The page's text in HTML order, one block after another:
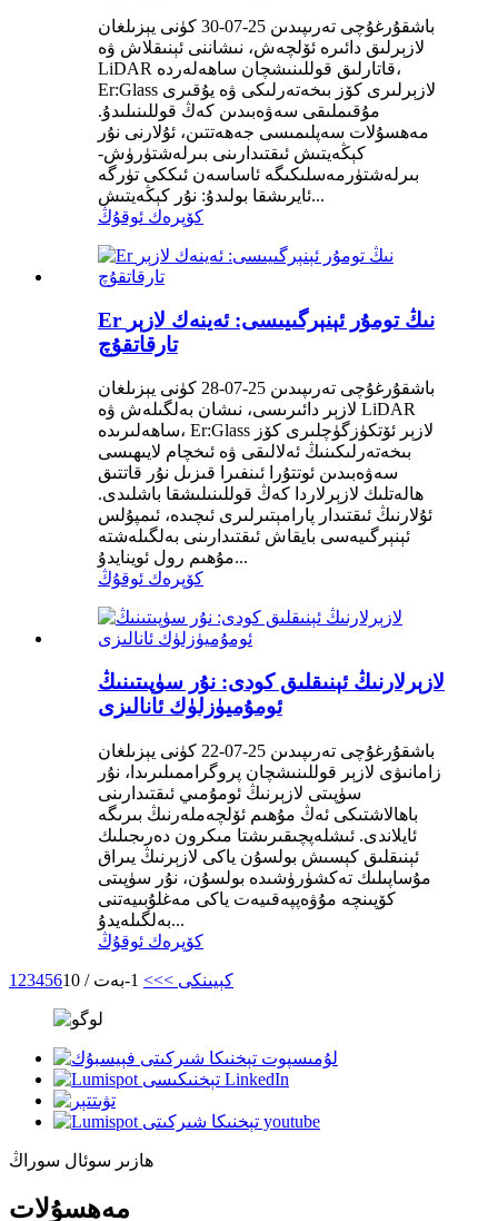
باشقۇرغۇچى تەرىپىدىن 25-07-30 كۈنى يېزىلغان
لازېرلىق دائىرە ئۆلچەش، نىشاننى ئېنىقلاش ۋە
LiDAR قاتارلىق قوللىنىشچان ساھەلەردە،
Er:Glass لازېرلىرى كۆز بىخەتەرلىكى ۋە يۇقىرى
مۇقىملىقى سەۋەبىدىن كەڭ قوللىنىلىدۇ.
مەھسۇلات سەپلىمىسى جەھەتتىن، ئۇلارنى نۇر
كېڭەيتىش ئىقتىدارىنى بىرلەشتۈرۈش-
بىرلەشتۈرمەسلىكىگە ئاساسەن ئىككى تۈرگە
ئايرىشقا بولىدۇ: نۇر كېڭەيتىش...
كۆپرەك ئوقۇڭ
Er نىڭ تومۇر ئېنېرگىيىسى: ئەينەك لازېر
تارقاتقۇچ
باشقۇرغۇچى تەرىپىدىن 25-07-28 كۈنى يېزىلغان
لازېر دائىرىسى، نىشان بەلگىلەش ۋە LiDAR
ساھەلىرىدە، Er:Glass لازېر ئۆتكۈزگۈچلىرى كۆز
بىخەتەرلىكىنىڭ ئەلالىقى ۋە ئىخچام لايىھىسى
سەۋەبىدىن ئوتتۇرا ئىنفىرا قىزىل نۇر قاتتىق
ھالەتلىك لازېرلاردا كەڭ قوللىنىلىشقا باشلىدى.
ئۇلارنىڭ ئىقتىدار پارامېتىرلىرى ئىچىدە، ئىمپۇلس
ئېنېرگىيەسى بايقاش ئىقتىدارىنى بەلگىلەشتە
مۇھىم رول ئوينايدۇ...
كۆپرەك ئوقۇڭ
لازېرلارنىڭ ئېنىقلىق كودى: نۇر سۈپىتىنىڭ
ئومۇميۈزلۈك ئانالىزى
باشقۇرغۇچى تەرىپىدىن 25-07-22 كۈنى يېزىلغان
زامانىۋى لازېر قوللىنىشچان پروگراممىلىرىدا، نۇر
سۈپىتى لازېرنىڭ ئومۇمىي ئىقتىدارىنى
باھالاشتىكى ئەڭ مۇھىم ئۆلچەملەرنىڭ بىرىگە
ئايلاندى. ئىشلەپچىقىرىشتا مىكرون دەرىجىلىك
ئېنىقلىق كېسىش بولسۇن ياكى لازېرنىڭ يىراق
مۇساپىلىك تەكشۈرۈشىدە بولسۇن، نۇر سۈپىتى
كۆپىنچە مۇۋەپپەقىيەت ياكى مەغلۇبىيەتنى
بەلگىلەيدۇ...
كۆپرەك ئوقۇڭ
1 23456 كېيىنكى >>> 1-بەت / 10
ھازىر سوئال سوراڭ
مەھسۇلات